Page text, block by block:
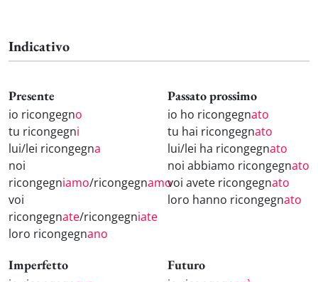
Indicativo
Presente
io ricongegno
tu ricongegni
lui/lei ricongegna
noi
ricongegniamo/ricongegnamo
voi
ricongegnate/ricongegniate
loro ricongegnano
Passato prossimo
io ho ricongegnato
tu hai ricongegnato
lui/lei ha ricongegnato
noi abbiamo ricongegnato
voi avete ricongegnato
loro hanno ricongegnato
Imperfetto Futuro